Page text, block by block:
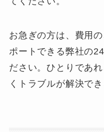
お急ぎの方は、費用
ポートできる弊社の
ださい。ひとりであ
くトラブルが解決でき